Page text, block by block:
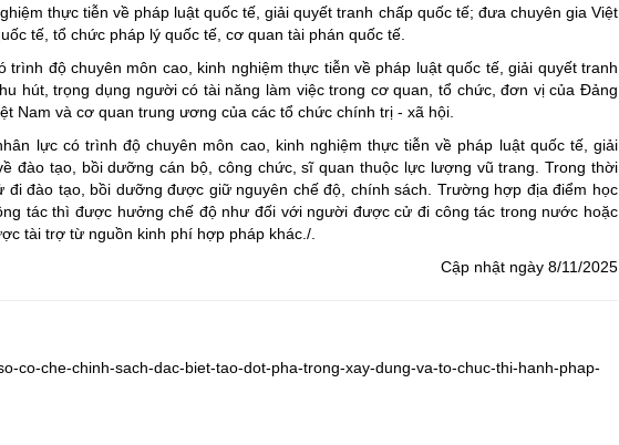
thực tiễn về pháp luật quốc tế, giải quyết tranh chấp quốc tế; đưa chuyên gia Việt
tế, tổ chức pháp lý quốc tế, cơ quan tài phán quốc tế.
độ chuyên môn cao, kinh nghiệm thực tiễn về pháp luật quốc tế, giải quyết tranh
hút, trọng dụng người có tài năng làm việc trong cơ quan, tổ chức, đơn vị của Đảng
Nam và cơ quan trung ương của các tổ chức chính trị - xã hội.
lực có trình độ chuyên môn cao, kinh nghiệm thực tiễn về pháp luật quốc tế, giải
đào tạo, bồi dưỡng cán bộ, công chức, sĩ quan thuộc lực lượng vũ trang. Trong thời
đào tạo, bồi dưỡng được giữ nguyên chế độ, chính sách. Trường hợp địa điểm học
tác thì được hưởng chế độ như đối với người được cử đi công tác trong nước hoặc
tài trợ từ nguồn kinh phí hợp pháp khác./.
Cập nhật ngày 8/11/2025
co-che-chinh-sach-dac-biet-tao-dot-pha-trong-xay-dung-va-to-chuc-thi-hanh-phap-